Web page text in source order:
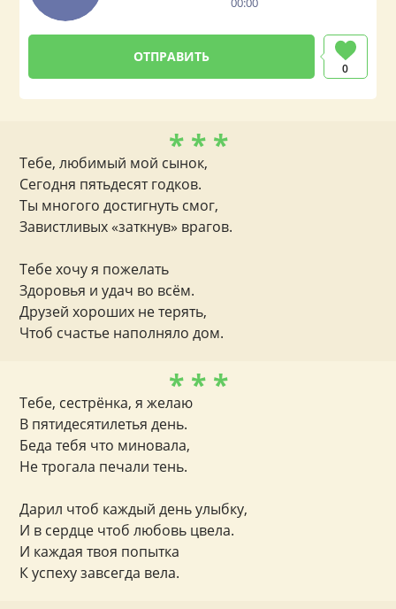
0
* * *
Тебе, любимый мой сынок,
Сегодня пятьдесят годков.
Ты многого достигнуть смог,
Завистливых «заткнув» врагов.
Тебе хочу я пожелать
Здоровья и удач во всём.
Друзей хороших не терять,
Чтоб счастье наполняло дом.
* * *
Тебе, сестрёнка, я желаю
В пятидесятилетья день.
Беда тебя что миновала,
Не трогала печали тень.
Дарил чтоб каждый день улыбку,
И в сердце чтоб любовь цвела.
И каждая твоя попытка
К успеху завсегда вела.